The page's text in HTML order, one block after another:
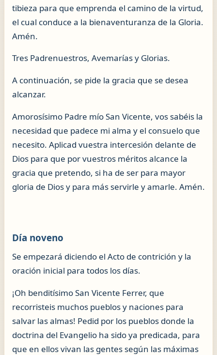
tibieza para que emprenda el camino de la virtud,
el cual conduce a la bienaventuranza de la Gloria.
Amén.
Tres Padrenuestros, Avemarías y Glorias.
A continuación, se pide la gracia que se desea
alcanzar.
Amorosísimo Padre mío San Vicente, vos sabéis la
necesidad que padece mi alma y el consuelo que
necesito. Aplicad vuestra intercesión delante de
Dios para que por vuestros méritos alcance la
gracia que pretendo, si ha de ser para mayor
gloria de Dios y para más servirle y amarle. Amén.
Día noveno
Se empezará diciendo el Acto de contrición y la
oración inicial para todos los días.
¡Oh benditísimo San Vicente Ferrer, que
recorristeis muchos pueblos y naciones para
salvar las almas! Pedid por los pueblos donde la
doctrina del Evangelio ha sido ya predicada, para
que en ellos vivan las gentes según las máximas